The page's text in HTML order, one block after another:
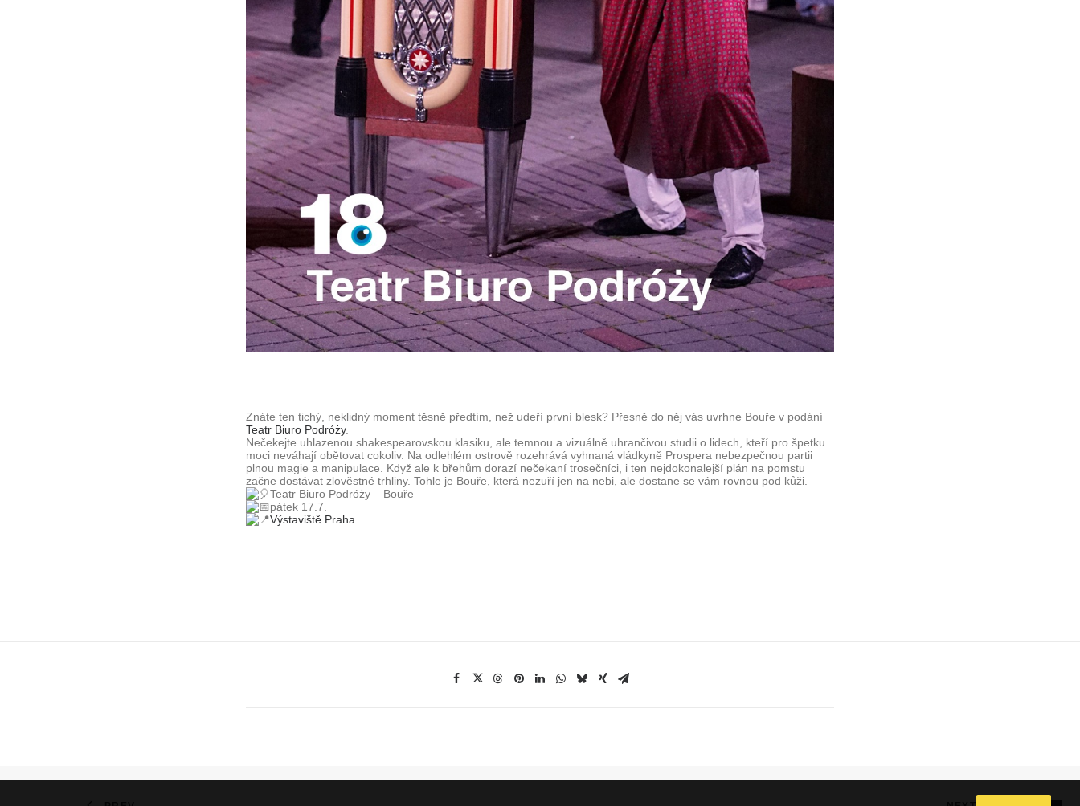
Znáte ten tichý, neklidný moment těsně předtím, než udeří první blesk? Přesně do něj vás uvrhne Bouře v podání
Teatr Biuro Podróży.
Nečekejte uhlazenou shakespearovskou klasiku, ale temnou a vizuálně uhrančivou studii o lidech, kteří pro špetku
moci neváhají obětovat cokoliv. Na odlehlém ostrově rozehrává vyhnaná vládkyně Prospera nebezpečnou partii
plnou magie a manipulace. Když ale k břehům dorazí nečekaní trosečníci, i ten nejdokonalejší plán na pomstu
začne dostávat zlověstné trhliny. Tohle je Bouře, která nezuří jen na nebi, ale dostane se vám rovnou pod kůži.
Teatr Biuro Podróży – Bouře
pátek 17.7.
Výstaviště Praha